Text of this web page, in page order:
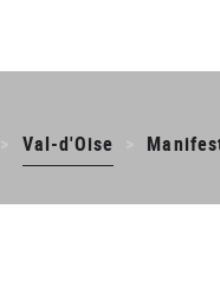
Val-d'Oise